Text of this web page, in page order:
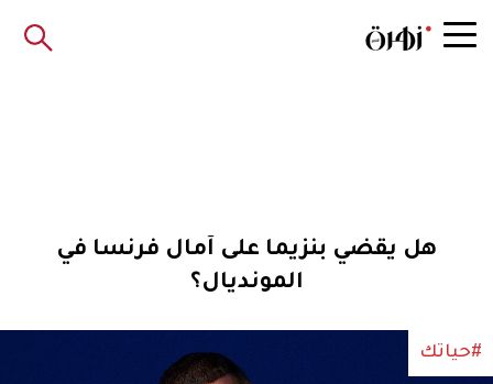
هل يقضي بنزيما على آمال فرنسا في
المونديال؟
#حياتك